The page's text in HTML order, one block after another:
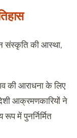
संस्कृति की आस्था,
की आराधना के लिए
आक्रमणकारियों ने
में पुनर्निर्मित